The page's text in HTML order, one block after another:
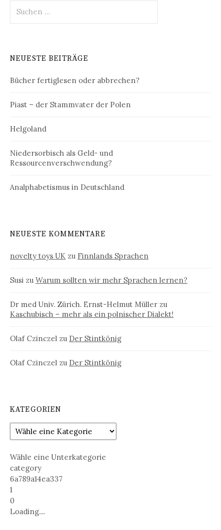
nach:
NEUESTE BEITRÄGE
Bücher fertiglesen oder abbrechen?
Piast – der Stammvater der Polen
Helgoland
Niedersorbisch als Geld- und
Ressourcenverschwendung?
Analphabetismus in Deutschland
NEUESTE KOMMENTARE
novelty toys UK zu Finnlands Sprachen
Susi zu Warum sollten wir mehr Sprachen lernen?
Dr med Univ. Zürich. Ernst-Helmut Müller zu
Kaschubisch – mehr als ein polnischer Dialekt!
Olaf Czinczel zu Der Stintkönig
Olaf Czinczel zu Der Stintkönig
KATEGORIEN
Wähle eine Unterkategorie
category
6a789a14ea337
1
0
Loading....